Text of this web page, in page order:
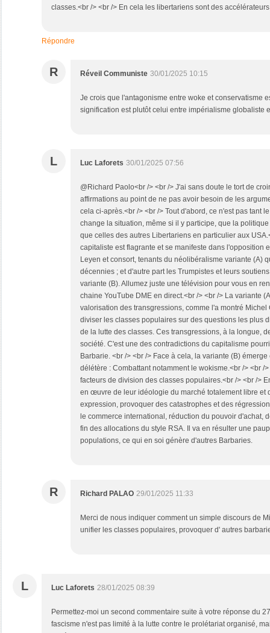
classes.<br /> <br /> En cela les libertariens sont des
Répondre
R Réveil Communiste 30/01/2025 10:15
Je crois que l'antagonisme entre woke et conservatisme
signification est plutôt celui entre impérialisme globaliste
L Luc Laforets 30/01/2025 07:56
@Richard Paolo<br /> <br /> J'ai sans doute le tort de
affirmations au point de ne pas avoir besoin de les
cela ci-après.<br /> <br /> Tout d'abord, ce n'est pas tant
change la situation, même si il y participe, que la
que celles des autres Libertariens en particulier aux
capitaliste est flagrante et se manifeste dans l'opposition
Leyen et consort, tenants du néolibéralisme variante (A)
décennies ; et d'autre part les Trumpistes et leurs
variante (B). Allumez juste une télévision pour vous en
chaine YouTube DME en direct.<br /> <br /> La variante
valorisation des transgressions, comme l'a montré
diviser les classes populaires sur des questions les plus
de la lutte des classes. Ces transgressions, à la longue,
société. C'est une des contradictions du capitalisme
Barbarie. <br /> <br /> Face à cela, la variante (B)
délétère : Combattant notamment le wokisme.<br /> <br /
facteurs de division des classes populaires.<br /> <br />
en œuvre de leur idéologie du marché totalement libre et
expression, provoquer des catastrophes et des
le commerce international, réduction du pouvoir d'achat,
fin des allocations du style RSA. Il va en résulter une
populations, ce qui en soi génère d'autres Barbaries.
R Richard PALAO 29/01/2025 11:33
Merci de nous indiquer comment un simple discours de
unifier les classes populaires, provoquer d' autres
L Luc Laforets 28/01/2025 08:39
Permettez-moi un second commentaire suite à votre réponse du
fascisme n'est pas limité à la lutte contre le prolétariat organisé,